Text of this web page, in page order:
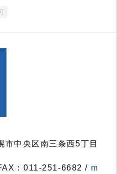
中央区南三条西5丁目
：011-251-6682 / m